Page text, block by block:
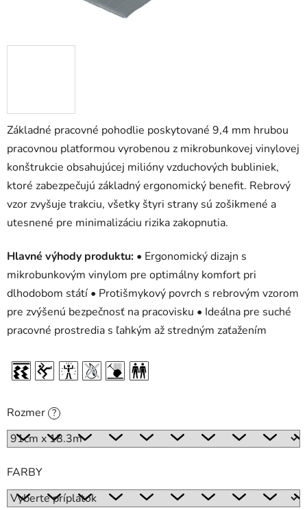
Základné pracovné pohodlie poskytované 9,4 mm hrubou
pracovnou platformou vyrobenou z mikrobunkovej vinylovej
konštrukcie obsahujúcej milióny vzduchových bubliniek,
ktoré zabezpečujú základný ergonomický benefit. Rebrový
vzor zvyšuje trakciu, všetky štyri strany sú zošikmené a
utesnené pre minimalizáciu rizika zakopnutia.
Hlavné výhody produktu: • Ergonomický dizajn s
mikrobunkovým vinylom pre optimálny komfort pri
dlhodobom státí • Protišmykový povrch s rebrovým vzorom
pre zvýšenú bezpečnosť na pracovisku • Ideálna pre suché
pracovné prostredia s ľahkým až stredným zaťažením
Rozmer ?
FARBY